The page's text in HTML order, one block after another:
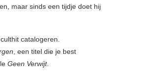
maar sinds een tijdje doet hij
catalogeren.
, een titel die je best
Geen Verwijt.